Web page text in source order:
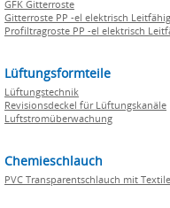
GFK Gitterroste
Gitterroste PP -el elektrisch Leitfähig
Profiltragroste PP -el elektrisch
Lüftungsformteile
Lüftungstechnik
Revisionsdeckel für Lüftungskanäle
Luftstromüberwachung
Chemieschlauch
PVC Transparentschlauch mit